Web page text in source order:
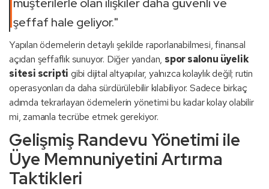
şeffaf hale geliyor."
Yapılan ödemelerin detaylı şekilde raporlanabilmesi, finansal
açıdan şeffaflık sunuyor. Diğer yandan, spor salonu üyelik
sitesi scripti gibi dijital altyapılar, yalnızca kolaylık değil; rutin
operasyonları da daha sürdürülebilir kılabiliyor. Sadece birkaç
adımda tekrarlayan ödemelerin yönetimi bu kadar kolay olabilir
mi, zamanla tecrübe etmek gerekiyor.
Gelişmiş Randevu Yönetimi ile
Üye Memnuniyetini Artırma
Taktikleri